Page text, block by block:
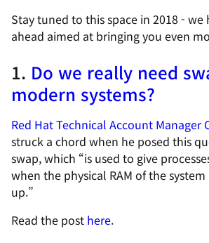
Stay tuned to this space in 2018 - we
ahead aimed at bringing you even
1. Do we really need
modern systems?
Red Hat Technical Account Manager
struck a chord when he posed this
swap, which “is used to give
when the physical RAM of the
up.”
Read the post here.